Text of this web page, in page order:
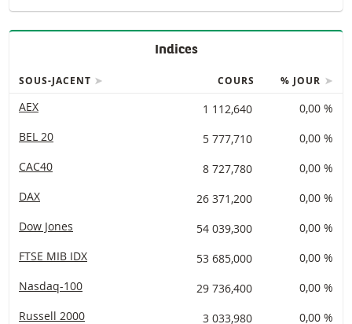
Indices
SOUS-JACENT COURS % JOUR
AEX 1 112,640
0,00 %
BEL 20
5 777,710
0,00 %
CAC40
8 727,780
0,00 %
DAX
26 371,200
0,00 %
Dow Jones
54 039,300
0,00 %
FTSE MIB IDX
53 685,000
0,00 %
Nasdaq-100
29 736,400
0,00 %
Russell 2000
3 033,980
0,00 %